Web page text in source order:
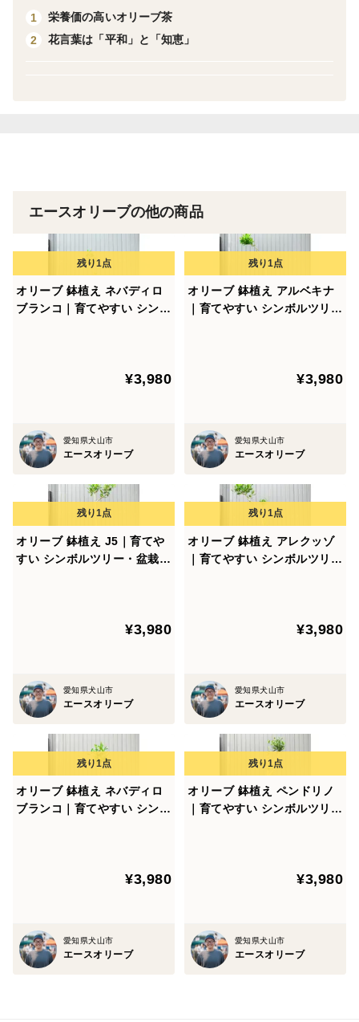
れています。
さらに、オリーブは自家受粉が難しいため、2本以上の
- 新築、引越し祝いとして
- 開店祝いとして
- 誕生の記念樹として
さまざまな場面で選ばれています。そして、観賞用のシ
ンボルツリーとしても最適です！
しやすく、実をつけやすくなります。収穫時期は、9月
から12月にかけて行うことができますので、塩漬けや自
家製オリーブオイル作りにも挑戦できます！
成長を促すために、以下の肥料が効果的です。
- 2、3月：一年のスタート時に「がんばってね肥料」
- 10月：収穫後には「今シーズンもお疲れ様でした肥
オリーブは「乾燥が好き」と誤解されることがあります
が、実は水を好み、日当たりの良い環境が大好きです。
鉢植えの場合、土の表面が乾燥したら、鉢底から抜ける
ほどたっぷり水を与えましょう。ただし、過剰な水やり
1
栄養価の高いオリーブ茶
2
花言葉は「平和」と「知恵」
エースオリーブの他の商品
オリーブ 鉢植え ネバディロ
ブランコ｜育てやすい シンボ
¥3,980
愛知県犬山市
エースオリーブ
オリーブ 鉢植え アルベキナ
｜育てやすい シンボルツリ
¥3,980
愛知県犬山市
エースオリーブ
オリーブ 鉢植え J5｜育てや
すい シンボルツリー・盆栽に
¥3,980
愛知県犬山市
エースオリーブ
オリーブ 鉢植え アレクッゾ
｜育てやすい シンボルツリ
¥3,980
愛知県犬山市
エースオリーブ
オリーブ 鉢植え ネバディロ
ブランコ｜育てやすい シンボ
¥3,980
愛知県犬山市
エースオリーブ
オリーブ 鉢植え ペンドリノ
｜育てやすい シンボルツリ
¥3,980
愛知県犬山市
エースオリーブ